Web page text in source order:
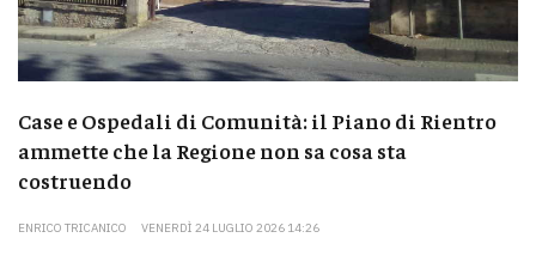
Case e Ospedali di Comunità: il Piano di Rientro
ammette che la Regione non sa cosa sta
costruendo
ENRICO TRICANICO VENERDÌ 24 LUGLIO 2026 14:26